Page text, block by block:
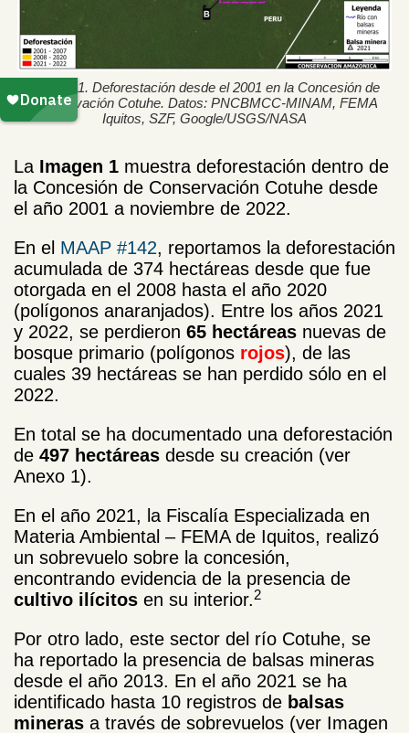
Imagen 1. Deforestación desde el 2001 en la Concesión de
Conservación Cotuhe. Datos: PNCBMCC-MINAM, FEMA
Iquitos, SZF, Google/USGS/NASA
La Imagen 1 muestra deforestación dentro de
la Concesión de Conservación Cotuhe desde
el año 2001 a noviembre de 2022.
En el MAAP #142, reportamos la deforestación
acumulada de 374 hectáreas desde que fue
otorgada en el 2008 hasta el año 2020
(polígonos anaranjados). Entre los años 2021
y 2022, se perdieron 65 hectáreas nuevas de
bosque primario (polígonos rojos), de las
cuales 39 hectáreas se han perdido sólo en el
2022.
En total se ha documentado una deforestación
de 497 hectáreas desde su creación (ver
Anexo 1).
En el año 2021, la Fiscalía Especializada en
Materia Ambiental – FEMA de Iquitos, realizó
un sobrevuelo sobre la concesión,
encontrando evidencia de la presencia de
cultivo ilícitos en su interior.2
Por otro lado, este sector del río Cotuhe, se
ha reportado la presencia de balsas mineras
desde el año 2013. En el año 2021 se ha
identificado hasta 10 registros de balsas
mineras a través de sobrevuelos (ver Imagen